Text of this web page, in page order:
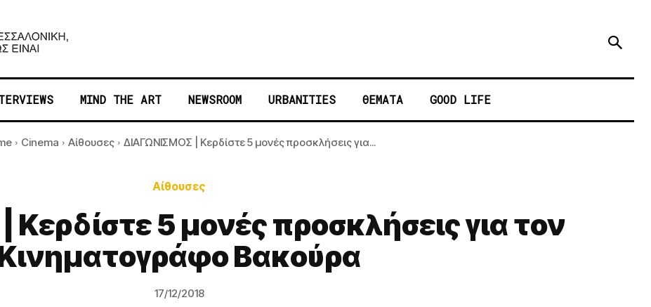
MIND THE ART NEWSROOM URBANITIES ΘΕΜΑΤΑ GOOD LIFE
Cinema Αίθουσες ΔΙΑΓΩΝΙΣΜΟΣ | Κερδίστε 5 μονές προσκλήσεις για...
Αίθουσες
5 μονές προσκλήσεις για τον
Βακούρα
17/12/2018